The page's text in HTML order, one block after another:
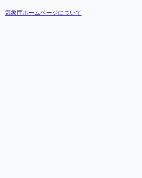
気象庁ホームページについて